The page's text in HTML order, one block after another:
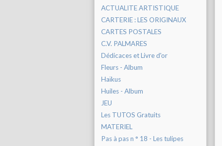
ACTUALITE ARTISTIQUE
CARTERIE : LES ORIGINAUX
CARTES POSTALES
C.V. PALMARES
Dédicaces et Livre d'or
Fleurs - Album
Haïkus
Huiles - Album
JEU
Les TUTOS Gratuits
MATERIEL
Pas à pas n ° 18 - Les tulipes